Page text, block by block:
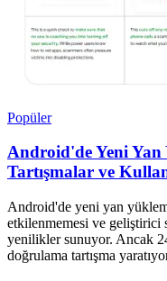
Popüler
Android'de Yeni Yan
Tartışmalar ve
Android'de yeni yan
etkilenmemesi ve geliştirici
yenilikler sunuyor. Ancak
doğrulama tartışma